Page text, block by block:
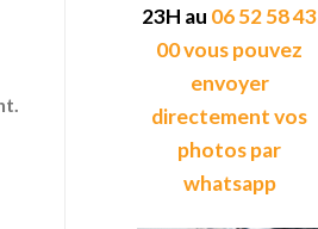
23H au 06 52 58 43
00 vous pouvez
envoyer
directement vos
photos par
whatsapp